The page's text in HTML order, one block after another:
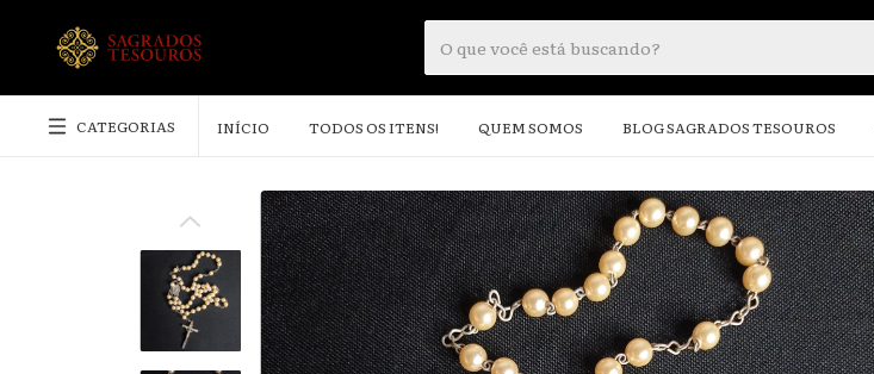
CATEGORIAS INÍCIO TODOS OS ITENS! QUEM SOMOS BLOG SAGRADOS TESOUROS